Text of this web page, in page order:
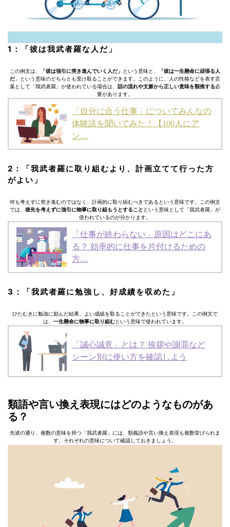
1：「彼は我武者羅な人だ」
この例文は、 「彼は強引に突き進んでいく人だ」 という意味と、
「彼は一生懸命に頑張る人
だ」という意味のどちらとも受け取ることができます。このように、人の性格などを表す言
葉として「我武者羅」が使われている場合は、 話の流れや文脈から正しい意味を類推する必
要があります。
「自分に合う仕事」についてみんなの
体験談を聞いてみた！【100人にア
ン…
2：「我武者羅に取り組むより、計画立てて行った方
がよい」
何も考えずに突き進むのではなく、計画的に取り組むべきであるという意味です。この例文
では、 後先を考えずに強引に物事に取り組もうとすること という意味として「我武者羅」が
使われているのが分かります。
「仕事が終わらない」原因はどこにあ
る？ 効率的に仕事を片付けるための
方…
3：「我武者羅に勉強し、好成績を収めた」
ひたむきに勉強に励んだ結果、よい成績を取ることができたという意味です。この例文で
は、 一生懸命に物事に取り組むという意味で使われています。
「誠心誠意」とは？ 挨拶や謝罪など
シーン別に使い方を確認しよう
類語や⾔い換え表現にはどのようなものがあ
る？
先述の通り、複数の意味を持つ「我武者羅」には、類義語や言い換え表現も複数挙げられま
す。それぞれの意味について確認しておきましょう。